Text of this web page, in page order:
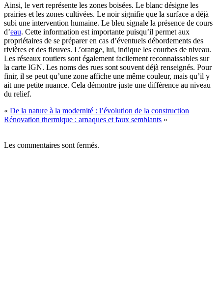
Ainsi, le vert représente les zones boisées. Le blanc désigne les
prairies et les zones cultivées. Le noir signifie que la surface a déjà
subi une intervention humaine. Le bleu signale la présence de cours
d’eau. Cette information est importante puisqu’il permet aux
propriétaires de se préparer en cas d’éventuels débordements des
rivières et des fleuves. L’orange, lui, indique les courbes de niveau.
Les réseaux routiers sont également facilement reconnaissables sur
la carte IGN. Les noms des rues sont souvent déjà renseignés. Pour
finir, il se peut qu’une zone affiche une même couleur, mais qu’il y
ait une petite nuance. Cela démontre juste une différence au niveau
du relief.
« De la nature à la modernité : l’évolution de la construction
Rénovation thermique : arnaques et faux semblants »
Les commentaires sont fermés.